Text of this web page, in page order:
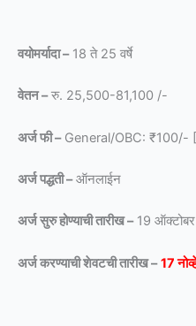
वयोमर्यादा –18 ते 25 वर्षे
वेतन –रु. 25,500-81,100 /-
अर्ज फी –General/OBC: ₹100/-
अर्ज पद्धती –ऑनलाईन
अर्ज सुरु होण्याची तारीख –19
अर्ज करण्याची शेवटची तारीख – 17